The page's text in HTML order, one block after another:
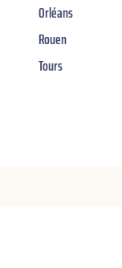
Orléans
Rouen
Tours